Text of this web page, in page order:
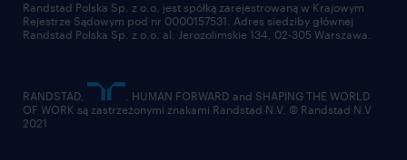
Randstad Polska Sp. z o.o. jest spółką zarejestrowaną w Krajowym
Rejestrze Sądowym pod nr 0000157531. Adres siedziby głównej
Randstad Polska Sp. z o.o. al. Jerozolimskie 134, 02-305 Warszawa.
RANDSTAD,
, HUMAN FORWARD and SHAPING THE WORLD
OF WORK są zastrzeżonymi znakami Randstad N.V. © Randstad N.V
2021